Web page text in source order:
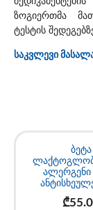
ზოგიერთმა
ტესტის
საკვლევი
ბეტა
ალერგენი
₾